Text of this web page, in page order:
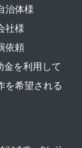
治体様
社様
依頼
金を利用して
を希望される